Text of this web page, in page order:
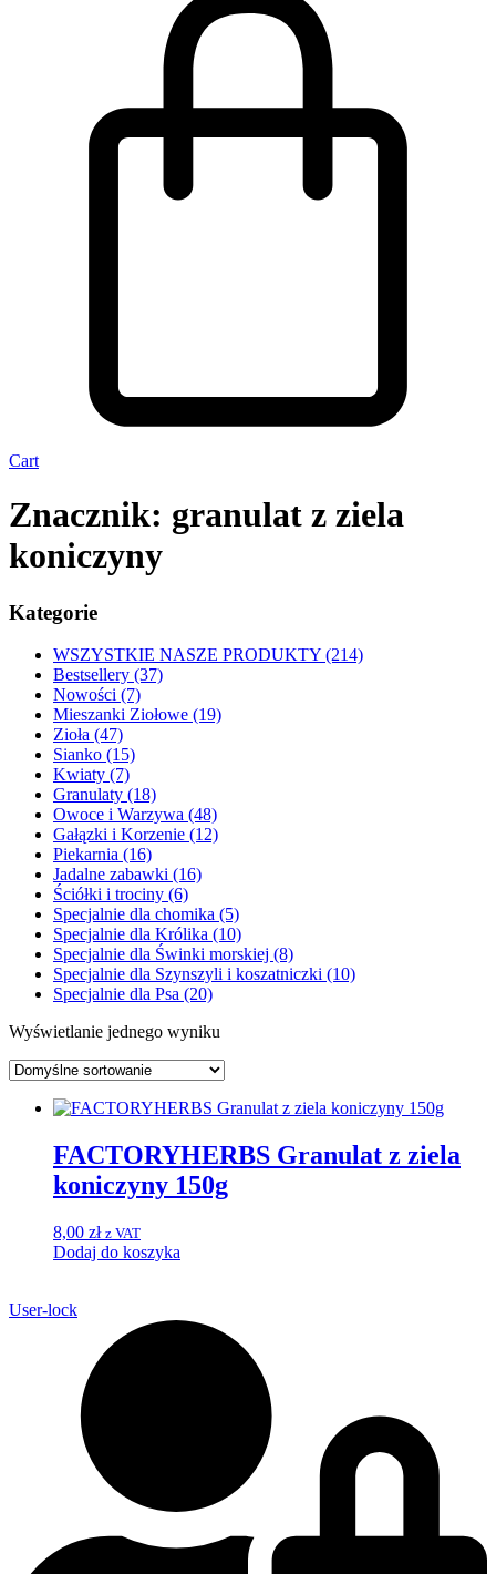
Cart
Znacznik: granulat z ziela
koniczyny
Kategorie
WSZYSTKIE NASZE PRODUKTY (214)
Bestsellery (37)
Nowości (7)
Mieszanki Ziołowe (19)
Zioła (47)
Sianko (15)
Kwiaty (7)
Granulaty (18)
Owoce i Warzywa (48)
Gałązki i Korzenie (12)
Piekarnia (16)
Jadalne zabawki (16)
Ściółki i trociny (6)
Specjalnie dla chomika (5)
Specjalnie dla Królika (10)
Specjalnie dla Świnki morskiej (8)
Specjalnie dla Szynszyli i koszatniczki (10)
Specjalnie dla Psa (20)
Wyświetlanie jednego wyniku
FACTORYHERBS Granulat z ziela
koniczyny 150g
8,00 zł z VAT
Dodaj do koszyka
User-lock